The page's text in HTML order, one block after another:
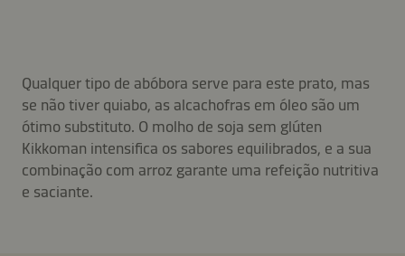
Qualquer tipo de abóbora serve para este prato, mas
se não tiver quiabo, as alcachofras em óleo são um
ótimo substituto. O molho de soja sem glúten
Kikkoman intensifica os sabores equilibrados, e a sua
combinação com arroz garante uma refeição nutritiva
e saciante.